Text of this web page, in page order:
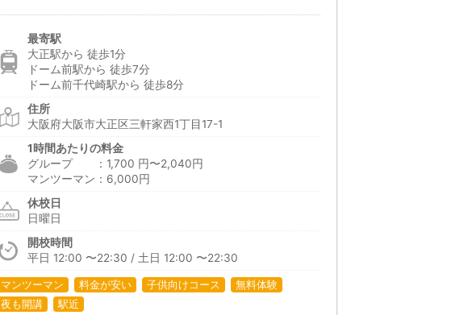
最寄駅
大正駅から 徒歩1分
ドーム前駅から 徒歩7分
ドーム前千代崎駅から 徒歩8分
住所
大阪府大阪市大正区三軒家西1丁目17-1
1時間あたりの料金
グループ ：1,700 円〜2,040円
マンツーマン：6,000円
休校日
日曜日
開校時間
平日 12:00 〜22:30 / 土日 12:00 〜22:30
マンツーマン 料金が安い 子供向けコース
無料体験
夜も開講
駅近